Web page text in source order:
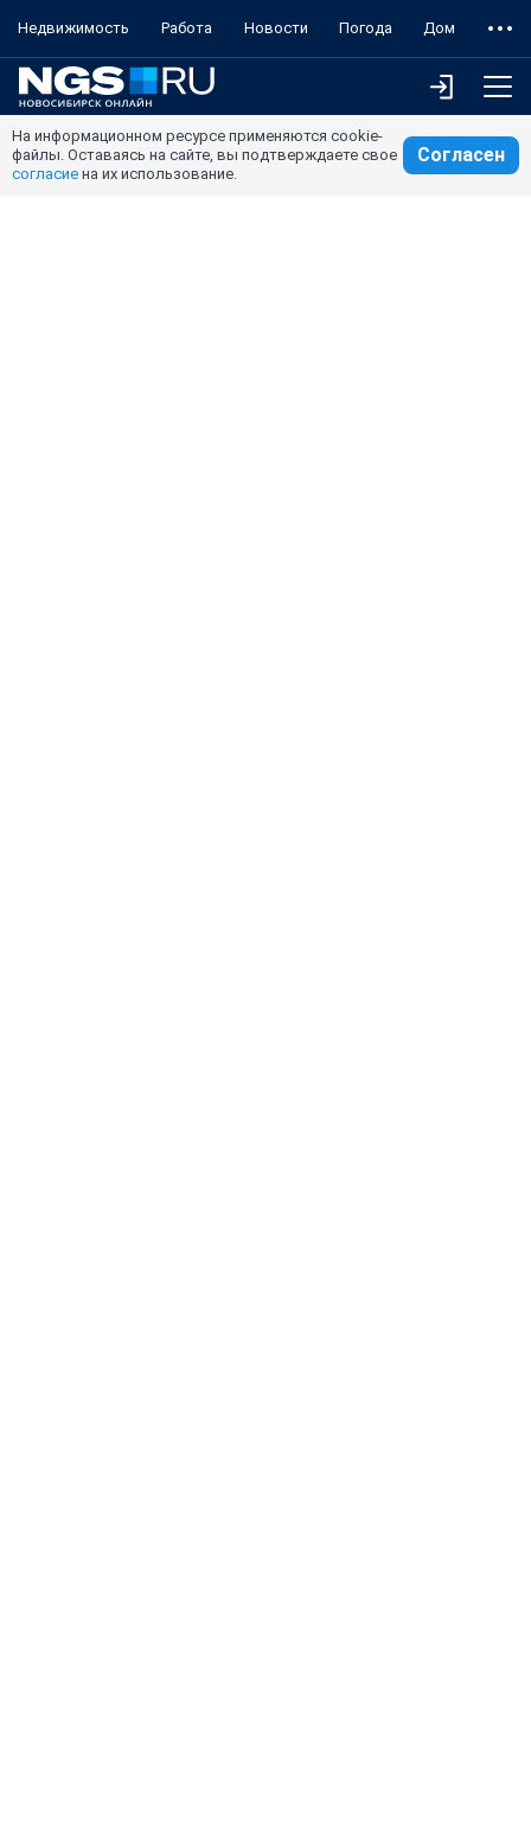
Недвижимость Работа Новости Погода Дом
На информационном ресурсе применяются cookie-
файлы. Оставаясь на сайте, вы подтверждаете свое
согласие на их использование.
Согласен